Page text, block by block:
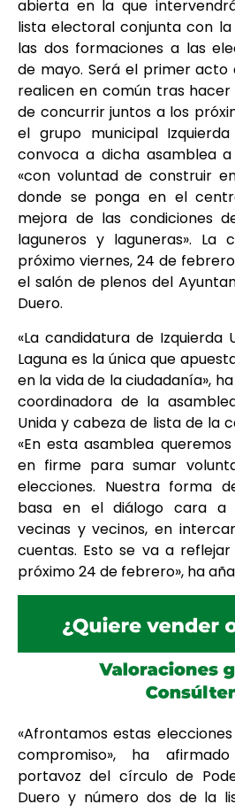
abierta en la que
lista electoral conjunta con
las dos formaciones a las
de mayo. Será el primer acto
realicen en común tras
de concurrir juntos a los
el grupo municipal
convoca a dicha asamblea
«con voluntad de construir
donde se ponga en el
mejora de las condiciones
laguneros y laguneras».
próximo viernes, 24 de
el salón de plenos del
Duero.
«La candidatura de Izquierda
Laguna es la única que
en la vida de la ciudadanía»,
coordinadora de la
Unida y cabeza de lista de la
«En esta asamblea
en firme para sumar
elecciones. Nuestra forma
basa en el diálogo cara a
vecinas y vecinos, en
cuentas. Esto se va a
próximo 24 de febrero», ha
«Afrontamos estas
compromiso», ha
portavoz del círculo de
Duero y número dos de la